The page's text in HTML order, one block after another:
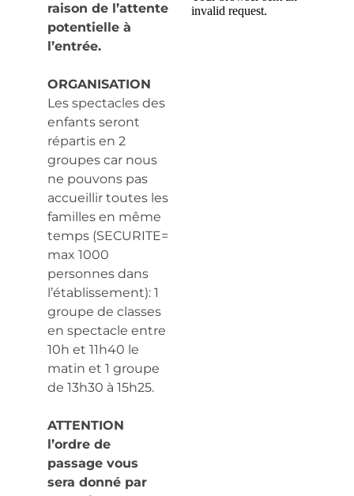
raison de l’attente
potentielle à
l’entrée.
ORGANISATION
Les spectacles des
enfants seront
répartis en 2
groupes car nous
ne pouvons pas
accueillir toutes les
familles en même
temps (SECURITE=
max 1000
personnes dans
l’établissement): 1
groupe de classes
en spectacle entre
10h et 11h40 le
matin et 1 groupe
de 13h30 à 15h25.
ATTENTION
l’ordre de
passage vous
sera donné par